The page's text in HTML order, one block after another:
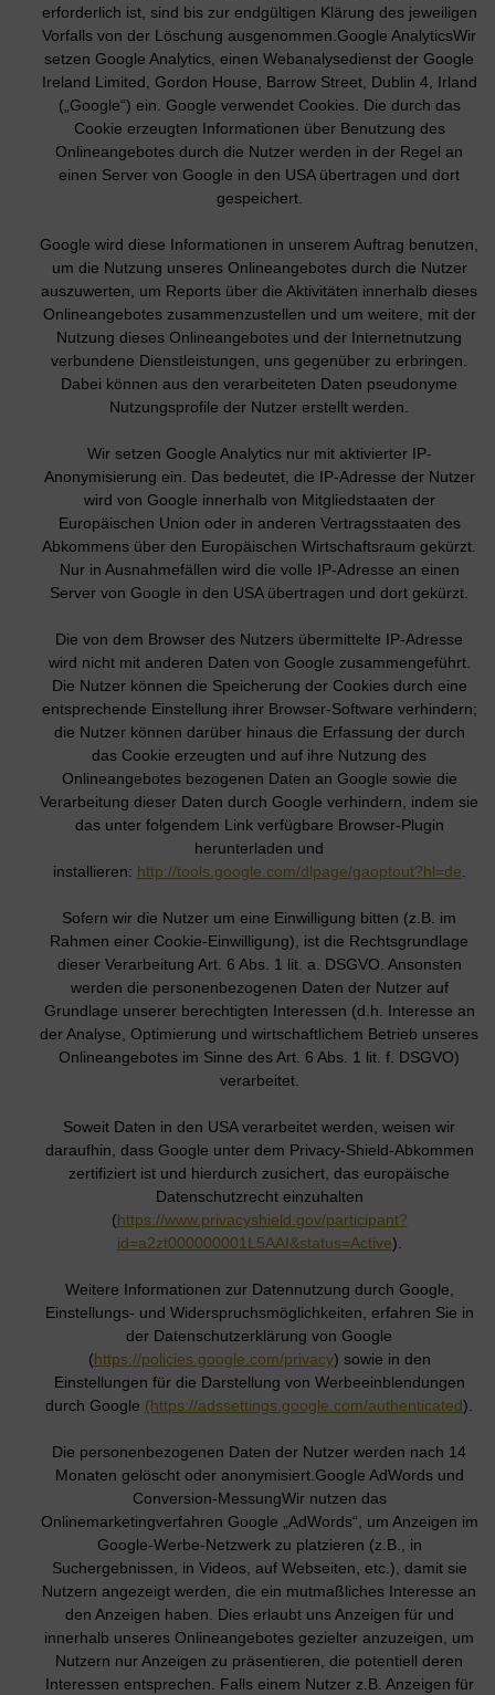
erforderlich ist, sind bis zur endgültigen Klärung des jeweiligen
Vorfalls von der Löschung ausgenommen.Google AnalyticsWir
setzen Google Analytics, einen Webanalysedienst der Google
Ireland Limited, Gordon House, Barrow Street, Dublin 4, Irland
(„Google“) ein. Google verwendet Cookies. Die durch das
Cookie erzeugten Informationen über Benutzung des
Onlineangebotes durch die Nutzer werden in der Regel an
einen Server von Google in den USA übertragen und dort
gespeichert.
Google wird diese Informationen in unserem Auftrag benutzen,
um die Nutzung unseres Onlineangebotes durch die Nutzer
auszuwerten, um Reports über die Aktivitäten innerhalb dieses
Onlineangebotes zusammenzustellen und um weitere, mit der
Nutzung dieses Onlineangebotes und der Internetnutzung
verbundene Dienstleistungen, uns gegenüber zu erbringen.
Dabei können aus den verarbeiteten Daten pseudonyme
Nutzungsprofile der Nutzer erstellt werden.
Wir setzen Google Analytics nur mit aktivierter IP-
Anonymisierung ein. Das bedeutet, die IP-Adresse der Nutzer
wird von Google innerhalb von Mitgliedstaaten der
Europäischen Union oder in anderen Vertragsstaaten des
Abkommens über den Europäischen Wirtschaftsraum gekürzt.
Nur in Ausnahmefällen wird die volle IP-Adresse an einen
Server von Google in den USA übertragen und dort gekürzt.
Die von dem Browser des Nutzers übermittelte IP-Adresse
wird nicht mit anderen Daten von Google zusammengeführt.
Die Nutzer können die Speicherung der Cookies durch eine
entsprechende Einstellung ihrer Browser-Software verhindern;
die Nutzer können darüber hinaus die Erfassung der durch
das Cookie erzeugten und auf ihre Nutzung des
Onlineangebotes bezogenen Daten an Google sowie die
Verarbeitung dieser Daten durch Google verhindern, indem sie
das unter folgendem Link verfügbare Browser-Plugin
herunterladen und
installieren: http://tools.google.com/dlpage/gaoptout?hl=de.
Sofern wir die Nutzer um eine Einwilligung bitten (z.B. im
Rahmen einer Cookie-Einwilligung), ist die Rechtsgrundlage
dieser Verarbeitung Art. 6 Abs. 1 lit. a. DSGVO. Ansonsten
werden die personenbezogenen Daten der Nutzer auf
Grundlage unserer berechtigten Interessen (d.h. Interesse an
der Analyse, Optimierung und wirtschaftlichem Betrieb unseres
Onlineangebotes im Sinne des Art. 6 Abs. 1 lit. f. DSGVO)
verarbeitet.
Soweit Daten in den USA verarbeitet werden, weisen wir
daraufhin, dass Google unter dem Privacy-Shield-Abkommen
zertifiziert ist und hierdurch zusichert, das europäische
Datenschutzrecht einzuhalten
(https://www.privacyshield.gov/participant?
id=a2zt000000001L5AAI&status=Active).
Weitere Informationen zur Datennutzung durch Google,
Einstellungs- und Widerspruchsmöglichkeiten, erfahren Sie in
der Datenschutzerklärung von Google
(https://policies.google.com/privacy) sowie in den
Einstellungen für die Darstellung von Werbeeinblendungen
durch Google (https://adssettings.google.com/authenticated).
Die personenbezogenen Daten der Nutzer werden nach 14
Monaten gelöscht oder anonymisiert.Google AdWords und
Conversion-MessungWir nutzen das
Onlinemarketingverfahren Google „AdWords“, um Anzeigen im
Google-Werbe-Netzwerk zu platzieren (z.B., in
Suchergebnissen, in Videos, auf Webseiten, etc.), damit sie
Nutzern angezeigt werden, die ein mutmaßliches Interesse an
den Anzeigen haben. Dies erlaubt uns Anzeigen für und
innerhalb unseres Onlineangebotes gezielter anzuzeigen, um
Nutzern nur Anzeigen zu präsentieren, die potentiell deren
Interessen entsprechen. Falls einem Nutzer z.B. Anzeigen für